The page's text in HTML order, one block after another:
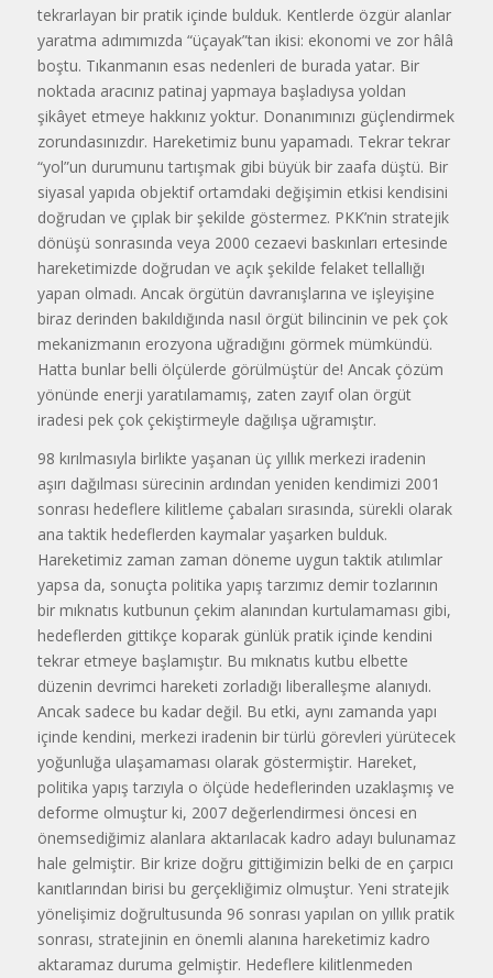
tekrarla­yan bir pratik içinde bulduk. Kent­lerde özgür alanlar
yaratma adımımızda “üçayak”tan ikisi: ekonomi ve zor hâlâ
boştu. Tıkanmanın esas nedenleri de burada yatar. Bir
noktada aracınız patinaj yapmaya başla­dıysa yoldan
şikâyet etmeye hakkı­nız yoktur. Donanımınızı güçlendirmek
zorundasınızdır. Hareketimiz bunu yapamadı. Tekrar tekrar
“yol”un durumunu tartışmak gibi büyük bir zaafa düştü. Bir
siyasal yapıda objektif ortamdaki değişimin etkisi kendisini
doğrudan ve çıplak bir şekilde göstermez. PKK’nin stra­tejik
dönüşü sonrasında veya 2000 cezaevi baskınları ertesinde
hareke­timizde doğrudan ve açık şekilde fe­laket tellallığı
yapan olmadı. Ancak örgütün davranışlarına ve işleyişine
biraz derinden bakıldığında nasıl ör­güt bilincinin ve pek çok
mekaniz­manın erozyona uğradığını görmek mümkündü.
Hatta bunlar belli ölçü­lerde görülmüştür de! Ancak çözüm
yönünde enerji yaratılamamış, zaten zayıf olan örgüt
iradesi pek çok çe­kiştirmeyle dağılışa uğramıştır.
98 kırılmasıyla birlikte yaşanan üç yıllık merkezi iradenin
aşırı da­ğılması sürecinin ardından yeniden kendimizi 2001
sonrası hedeflere ki­litleme çabaları sırasında, sürekli o­larak
ana taktik hedeflerden kayma­lar yaşarken bulduk.
Hareketimiz za­man zaman döneme uygun taktik atılımlar
yapsa da, sonuçta politika ya­pış tarzımız demir tozlarının
bir mıknatıs kutbunun çekim alanından kurtulamaması gibi,
hedeflerden git­tikçe koparak günlük pratik içinde kendini
tekrar etmeye başlamıştır. Bu mıknatıs kutbu elbette
düzenin devrimci hareketi zorladığı liberal­leşme alanıydı.
Ancak sadece bu ka­dar değil. Bu etki, aynı zamanda ya­pı
içinde kendini, merkezi iradenin bir türlü görevleri yürüte­cek
yoğunluğa ulaşamama­sı olarak göstermiştir. Ha­reket,
politika yapış tarzıy­la o ölçüde hedeflerinden uzaklaşmış ve
deforme ol­muştur ki, 2007 değerlen­dirmesi öncesi en
önemsediğimiz alanlara aktarıla­cak kadro adayı bulunamaz
hale gelmiştir. Bir krize doğru gittiğimizin belki de en çarpıcı
kanıtlarından bi­risi bu gerçekliğimiz ol­muştur. Yeni stratejik
yö­nelişimiz doğrultusunda 96 sonrası yapılan on yıllık pratik
sonrası, stratejinin en önemli alanına hareketi­miz kadro
aktaramaz duru­ma gelmiştir. Hedeflere ki­litlenmeden